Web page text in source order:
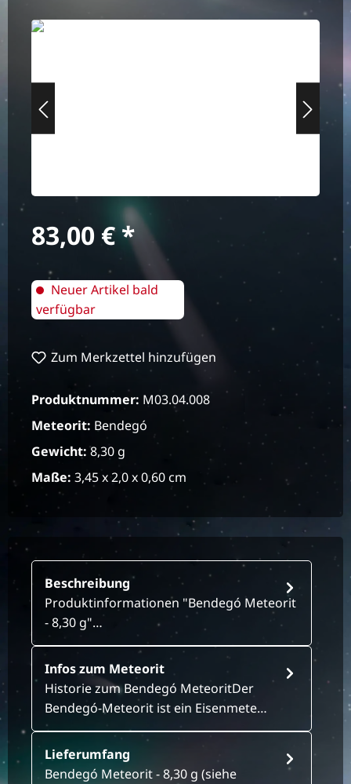
Bildergalerie überspringen
Regulärer Preis:
83,00 €
Neuer Artikel bald
verfügbar
Zum Merkzettel hinzufügen
Produktnummer: M03.04.008
Meteorit: Bendegó
Gewicht:8,30 g
Maße: 3,45 x 2,0 x 0,60 cm
Beschreibung
Produktinformationen "Bendegó Meteorit
- 8,30 g"…
Infos zum Meteorit
Historie zum Bendegó MeteoritDer
Bendegó-Meteorit ist ein Eisenmete…
Lieferumfang
Bendegó Meteorit - 8,30 g (siehe